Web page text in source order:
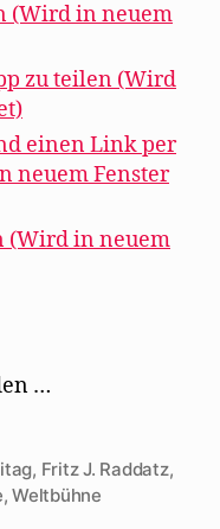
(Wird in neuem
zu teilen (Wird
einen Link per
neuem Fenster
(Wird in neuem
…
, Fritz J. Raddatz,
,Weltbühne